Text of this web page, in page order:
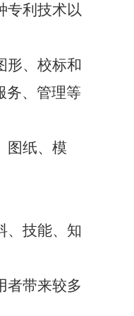
专利技术以
形、校标和
务、管理等
图纸、模
、技能、知
者带来较多